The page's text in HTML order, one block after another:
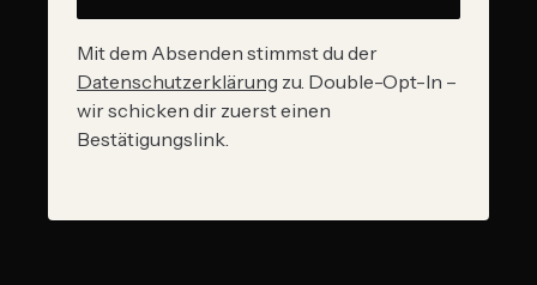
Mit dem Absenden stimmst du der
Datenschutzerklärung zu. Double-Opt-In –
wir schicken dir zuerst einen
Bestätigungslink.